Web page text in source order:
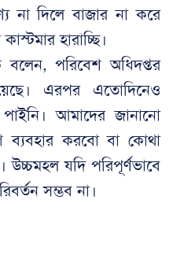
না দিলে বাজার না করে
হারাচ্ছি।
বলেন, পরিবেশ অধিদপ্তর
এরপর এতোদিনেও
আমাদের জানানো
ব্যবহার করবো বা কোথা
উচ্চমহল যদি পরিপূর্ণভাবে
সম্ভব না।